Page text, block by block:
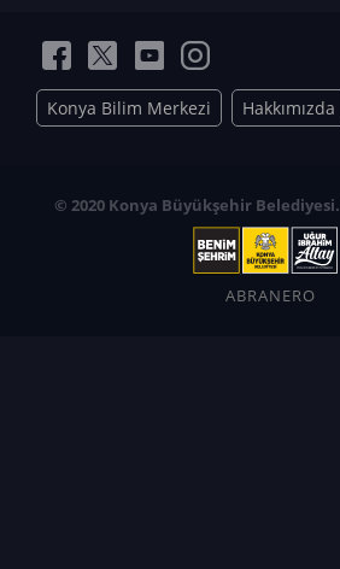
Konya Bilim Merkezi Hakkımızda
© 2020 Konya Büyükşehir Belediyesi.
ABRANERO